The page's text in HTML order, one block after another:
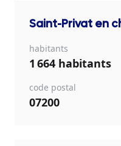
Saint-Privat en
habitants
1 664 habitants
code postal
07200